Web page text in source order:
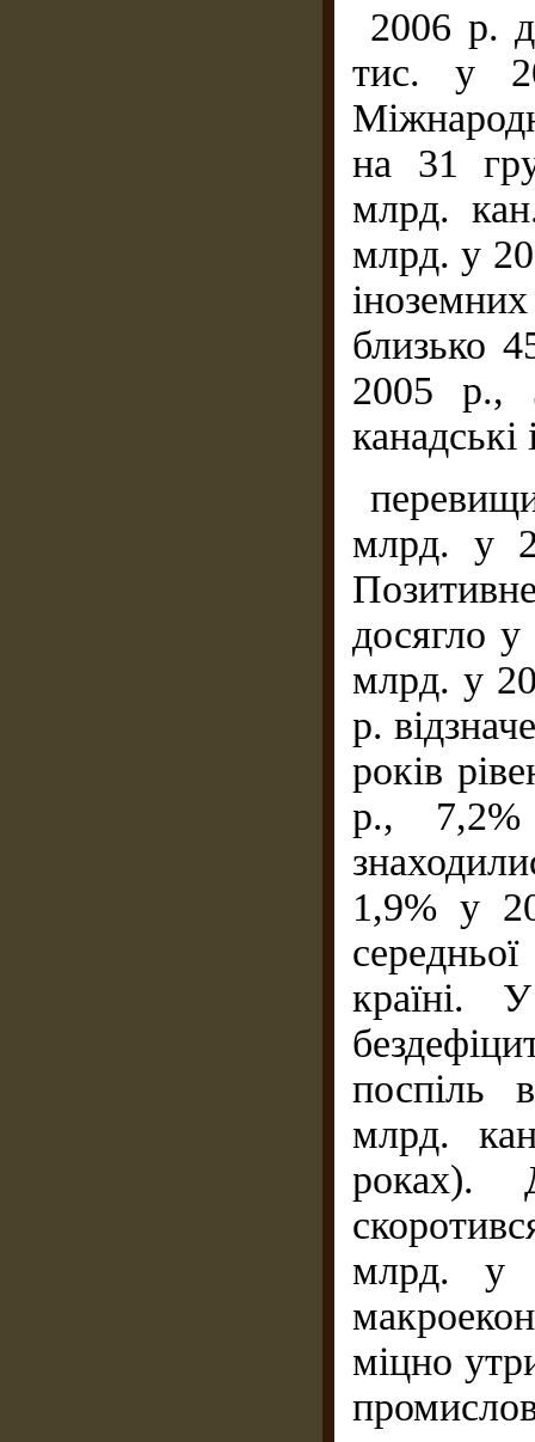
2006 р.
тис. у
на 31
млрд.
млрд. у
близько
2005 р.,
млрд. у
досягло
млрд. у
р.
років
р.,
1,9% у
країні.
поспіль
млрд.
роках).
млрд. у
міцно